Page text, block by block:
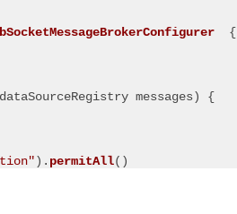
Exception {
  {
messages) {
). permitAll()
friends/*").hasRole("USER")